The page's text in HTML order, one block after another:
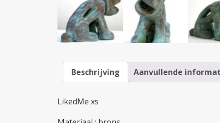
Beschrijving Aanvullende
LikedMe xs